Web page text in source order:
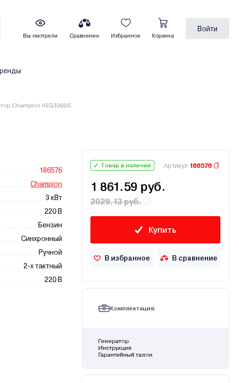
Вы смотрели Сравнение Избранное Корзина
Войти
Champion IGG3000S
186576
Champion
3 кВт
220 В
Бензин
Синхронный
Ручной
2-х тактный
220 В
Товар в наличии Артикул 186576
1 861.59 руб.
2029.13 руб.
Купить
В избранное В сравнение
Комплектация:
Генератор
Инструкция
Гарантийный талон